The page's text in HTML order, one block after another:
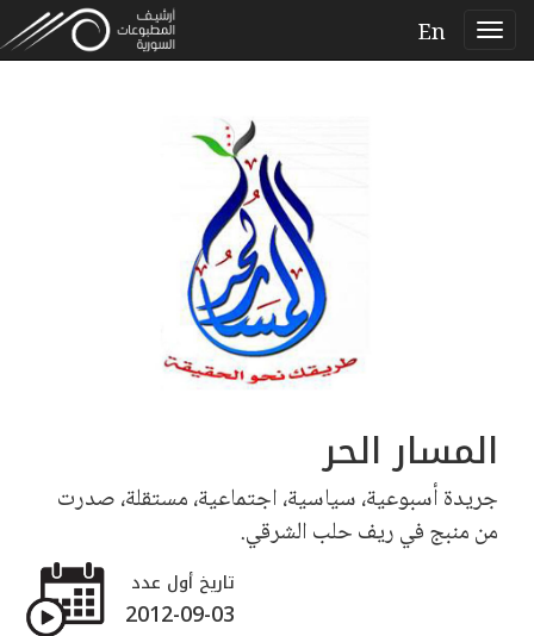
En
المسار الحر
جريدة أسبوعية، سياسية، اجتماعية، مستقلة، صدرت
من منبج في ريف حلب الشرقي.
تاريخ أول عدد
2012-09-03